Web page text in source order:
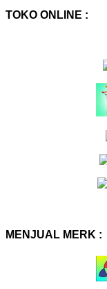
TOKO ONLINE :
MENJUAL MERK :